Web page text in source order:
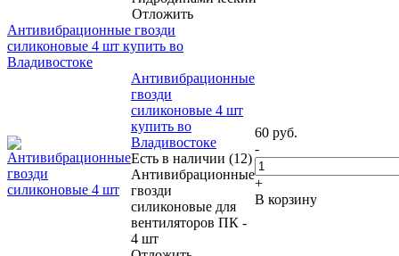
Отложить
Антивибрационные гвозди
силиконовые 4 шт купить во
Владивостоке
Антивибрационные
гвозди
силиконовые 4 шт
купить во
Владивостоке
Есть в наличии (12)
Антивибрационные
гвозди
силиконовые для
вентиляторов ПК -
4 шт
60 руб.
-
+
В корзину